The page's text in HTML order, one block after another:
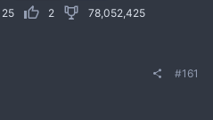
25 2
78,052,425
#161